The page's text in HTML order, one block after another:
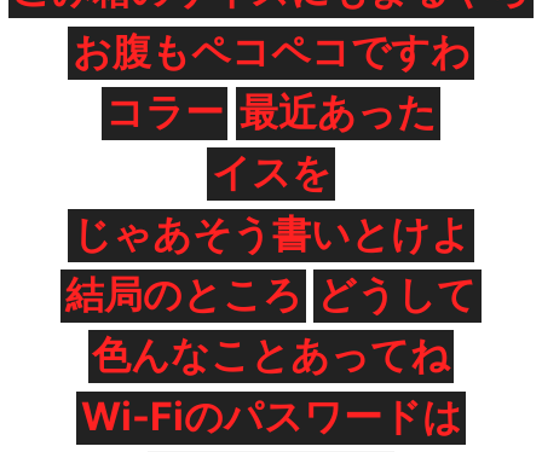
お腹もペコペコですわ
コラー 最近あった
イスを
じゃあそう書いとけよ
結局のところ どうして
色んなことあってね
Wi-Fiのパスワードは